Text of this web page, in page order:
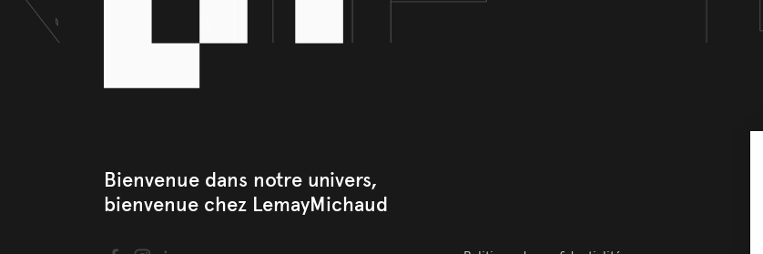
Bienvenue dans notre univers,
bienvenue chez LemayMichaud